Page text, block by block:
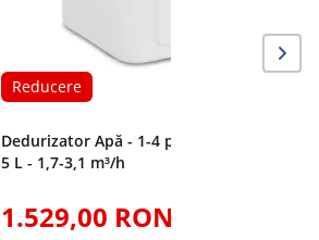
Reducere
Dedurizator Apă - 1-4 persoane -
5 L - 1,7-3,1 m³/h
1.529,00 RON